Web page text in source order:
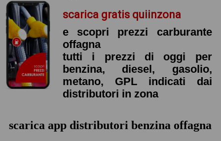
scarica gratis quiinzona
e scopri prezzi carburante
offagna
tutti i prezzi di oggi per
benzina, diesel, gasolio,
metano, GPL indicati dai
distributori in zona
scarica app distributori benzina offagna